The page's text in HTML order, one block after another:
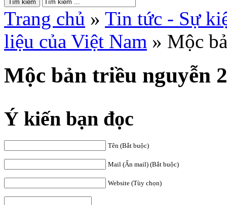
Trang chủ » Tin tức - Sự
liệu của Việt Nam » Mộc
Mộc bản triều nguyễn 2
Ý kiến bạn đọc
Tên (Bắt buộc)
Mail (Ẩn mail) (Bắt buộc)
Website (Tùy chọn)